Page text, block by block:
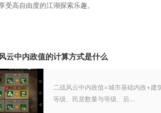
受高自由度的江湖探索乐趣。
云中内政值的计算方式是什么
二战风云中内政值=城市基础内政+
等级、民居数量与等级、后...